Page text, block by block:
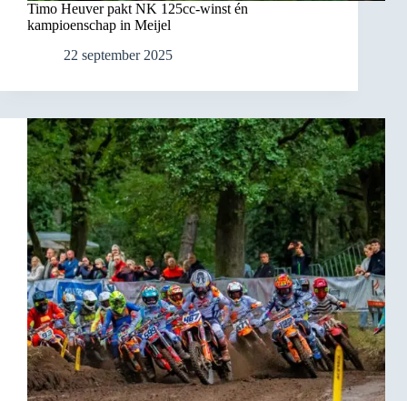
Timo Heuver pakt NK 125cc-winst én
kampioenschap in Meijel
22 september 2025